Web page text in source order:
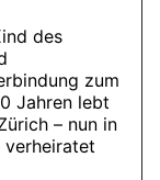
des
zum
Jahren lebt
– nun in
verheiratet